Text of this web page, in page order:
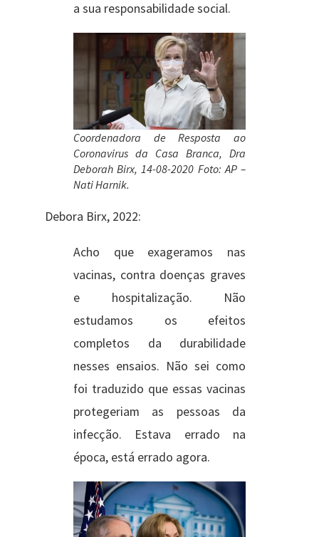
a sua responsabilidade social.
Coordenadora de Resposta ao
Coronavirus da Casa Branca, Dra
Deborah Birx, 14-08-2020 Foto: AP –
Nati Harnik.
Debora Birx, 2022:
Acho que exageramos nas
vacinas, contra doenças graves
e hospitalização. Não
estudamos os efeitos
completos da durabilidade
nesses ensaios. Não sei como
foi traduzido que essas vacinas
protegeriam as pessoas da
infecção. Estava errado na
época, está errado agora.